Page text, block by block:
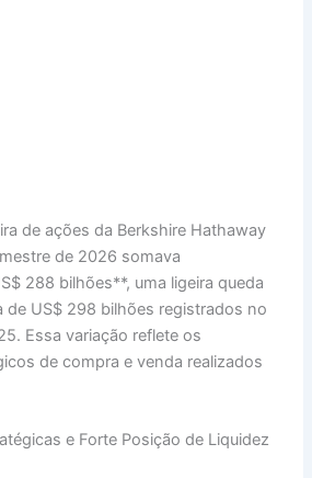
de ações da Berkshire Hathaway
de 2026 somava
288 bilhões**, uma ligeira queda
de US$ 298 bilhões registrados no
Essa variação reflete os
de compra e venda realizados
e Forte Posição de Liquidez